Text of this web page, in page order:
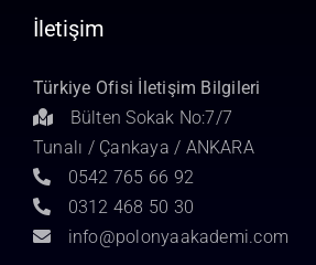
İletişim
Türkiye Ofisi İletişim Bilgileri
Bülten Sokak No:7/7
Tunalı / Çankaya / ANKARA
0542 765 66 92
0312 468 50 30
info@polonyaakademi.com